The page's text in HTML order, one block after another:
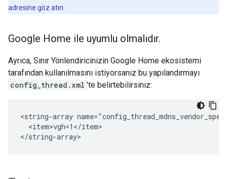
adresine göz atın.
Google Home ile uyumlu olmalıdır.
Ayrıca, Sınır Yönlendiricinizin Google Home ekosistemi
tarafından kullanılmasını istiyorsanız bu yapılandırmayı
config_thread.xml 'te belirtebilirsiniz:
<string-array
  <item>vgh=1</item>